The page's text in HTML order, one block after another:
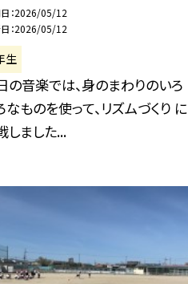
2026/05/12
2026/05/12
生
の音楽では、身のまわりのいろ
なものを使って、リズムづくり に
しました...